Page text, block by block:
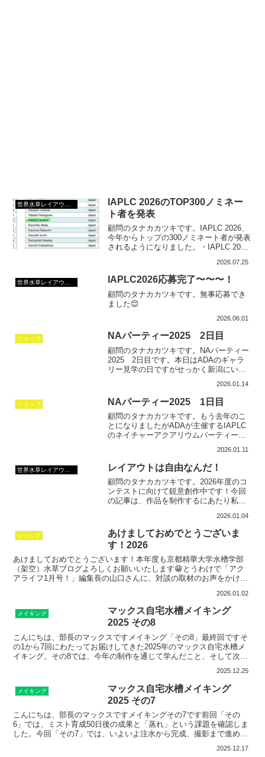
世界水草レイアウトコンテスト
IAPLC 2026のTOP300ノミネー
ト者を発表
顧問のタナカカツキです。IAPLC 2026、
今年からトップの300ノミネート者が発表
されるようになりました。・IAPLC 2026
IAPLC 2026 TOP300 ノミネート者リスト
（Ima...
2026.07.25
IAPLC2026応募完了〜〜〜！
顧問のタナカカツキです。無事応募でき
ました😊
2026.06.01
ショップ NAパーティー2025 2日目
顧問のタナカカツキです。NAパーティー
2025 2日目です。本日はADAのギャラ
リー見学の日ですがせっかく新潟にいる
い！ということで、仲間とやってきたの
が名店！「ななほしサウナ」！貸し切り
の予約済み！顧問は...
2026.01.14
ショップ NAパーティー2025 1日目
顧問のタナカカツキです。もう去年のこ
とになりましたがADAが主催するIAPLC
のネイチャーアクアリウムパーティーに
アリストたちが一堂に集結！「水草」と
いうひとつの世界が、国境を越えて繋が
っていることを実...
2026.01.11
世界水草レイアウトコンテスト レイアウトは自由なんだ！
顧問のタナカカツキです。2026年度のコ
ンテストに向けて鋭意創作中です！今回
の記事は、作品を制作するにあたり私た
かを考えるえてみる！という内容になり
ます。 その指針として、ネイチャーアク
アリウムの創設者で...
2026.01.04
ショップ
あけましておめでとうございま
す！2026
あけましておめでとうございます！本年度も京都精華大学水槽学部
（架空）水草ブログよろしくお願いいたします😁とうわけで「アク
アライフ1月号！」編集長の山口さんに、対談の取材のお声をかけて
2026.01.02
メイキング
マックス自宅水槽メイキング
2025 その8
こんにちは、部長のマックスですメイキング「その8」最終回ですそ
の1から7回にわたってお届けしてきた2025年のマックス自宅水槽メ
イキング。その8では、今年の制作を通じて学んだこと、そして次回
2025.12.25
メイキング
マックス自宅水槽メイキング
2025 その7
こんにちは、部長のマックスですメイキングその7です前回「その
6」では、ミスト育成50日後の成果と「蒸れ」という課題を確認しま
した。今回「その7」では、いよいよ注水から完成、撮影まで進めて
2025.12.17